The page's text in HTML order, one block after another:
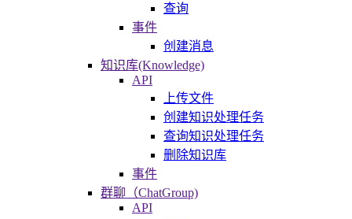
查询
事件
创建消息
知识库(Knowledge)
API
上传文件
创建知识处理任务
查询知识处理任务
删除知识库
事件
群聊（ChatGroup)
API